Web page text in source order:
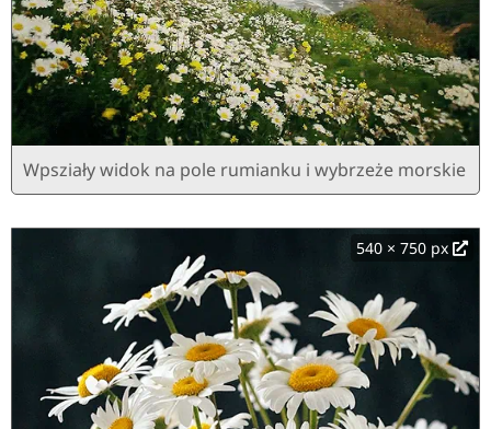
Wpsziały widok na pole rumianku i wybrzeże morskie
540 × 750 px